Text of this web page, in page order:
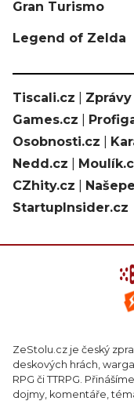
Gran Turismo
Legend of Zelda
Tiscali.cz Zprávy
Games.cz
Osobnosti.cz
Nedd.cz
CZhity.cz
StartupInsider.cz
ZeStolu.cz je český
deskových hrách,
RPG či TTRPG.
dojmy, komentáře,